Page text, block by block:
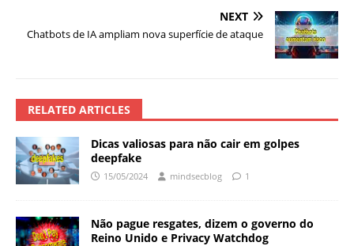
NEXT
Chatbots de IA ampliam nova superfície de ataque
RELATED ARTICLES
Dicas valiosas para não cair em golpes
deepfake
15/05/2024 mindsecblog 1
Não pague resgates, dizem o governo do
Reino Unido e Privacy Watchdog